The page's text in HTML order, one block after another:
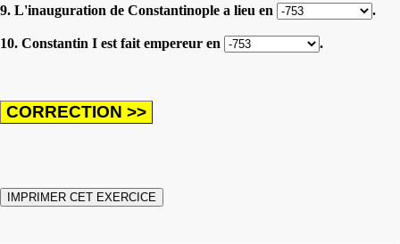
9. L'inauguration de Constantinople a lieu en .
10. Constantin I est fait empereur en .